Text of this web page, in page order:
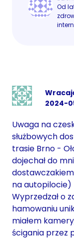
Od
2024-
Uwaga na
służbowych
trasie Brno -
dojechał do
na autopilocie)
Wyprzedzał o
hamowaniu
miałem
ścigania przez